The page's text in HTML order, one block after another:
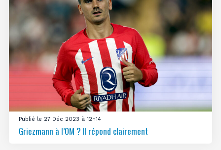
Publié le 27 Déc 2023 à 12h14
Griezmann à l’OM ? Il répond clairement